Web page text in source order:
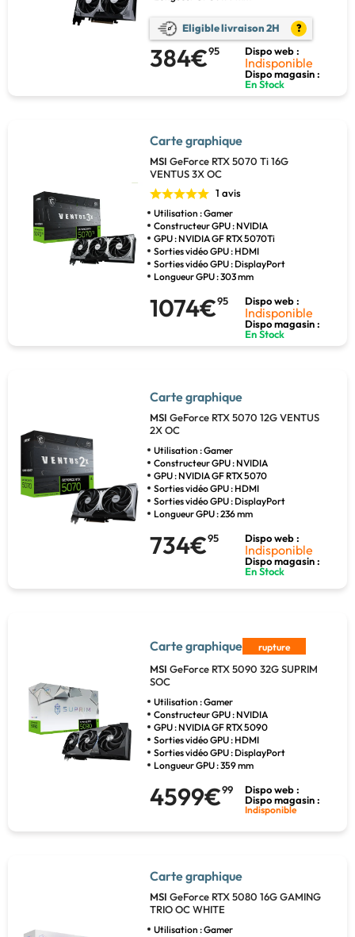
Eligible livraison 2H ?
384€95 Dispo web :
Indisponible
Dispo magasin :
En Stock
Carte graphique
MSI GeForce RTX 5070 Ti 16G
VENTUS 3X OC
1 avis
Utilisation : Gamer
Constructeur GPU : NVIDIA
GPU : NVIDIA GF RTX 5070Ti
Sorties vidéo GPU : HDMI
Sorties vidéo GPU : DisplayPort
Longueur GPU : 303 mm
1074€95 Dispo web :
Indisponible
Dispo magasin :
En Stock
Carte graphique
MSI GeForce RTX 5070 12G VENTUS
2X OC
Utilisation : Gamer
Constructeur GPU : NVIDIA
GPU : NVIDIA GF RTX 5070
Sorties vidéo GPU : HDMI
Sorties vidéo GPU : DisplayPort
Longueur GPU : 236 mm
734€95 Dispo web :
Indisponible
Dispo magasin :
En Stock
Carte graphique rupture
MSI GeForce RTX 5090 32G SUPRIM
SOC
Utilisation : Gamer
Constructeur GPU : NVIDIA
GPU : NVIDIA GF RTX 5090
Sorties vidéo GPU : HDMI
Sorties vidéo GPU : DisplayPort
Longueur GPU : 359 mm
4599€99
Dispo web :
Dispo magasin :
Indisponible
Carte graphique
MSI GeForce RTX 5080 16G GAMING
TRIO OC WHITE
Utilisation : Gamer